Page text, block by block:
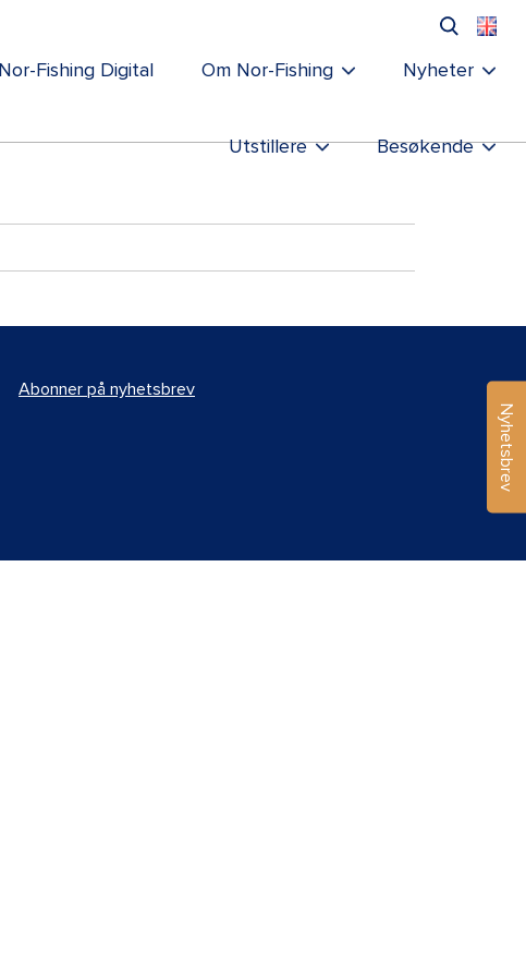
Nor-Fishing Digital Om Nor-Fishing Nyheter
Utstillere Besøkende
Nyhetsbrev
Abonner på nyhetsbrev